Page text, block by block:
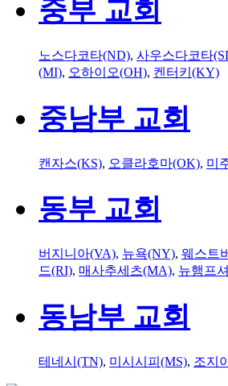
중부 교회
노스다코타(ND), 사우스다코타
(MI), 오하이오(OH), 켄터키(KY)
중남부 교회
캔자스(KS), 오클라호마(OK), 미
동부 교회
버지니아(VA), 뉴욕(NY), 웨스트
드(RI), 매사추세츠(MA), 뉴햄프
동남부 교회
테네시(TN), 미시시피(MS), 조지